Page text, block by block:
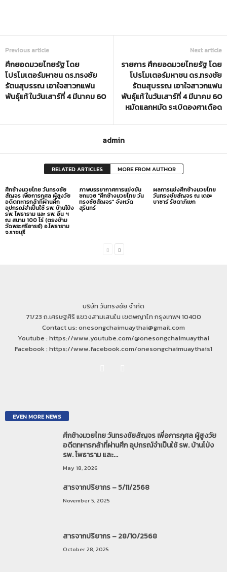
Previous article
ศึกยอดมวยไทยรัฐ โดย
โปรโมเตอร์มหาชน ดร.ทรงชัย
รัตนสุบรรณ เอาใจสาวกแฟน
พันธ์ุแท้ ในวันเสาร์ที่ 4 มีนาคม 60
Next article
รายการ ศึกยอดมวยไทยรัฐ โดย
โปรโมเตอร์มหาชน ดร.ทรงชัย
รัตนสุบรรณ เอาใจสาวกแฟน
พันธ์ุแท้ ในวันเสาร์ที่ 4 มีนาคม 60
หมัดแลกหมัด ระเบิดองศาเดือด
admin
RELATED ARTICLES MORE FROM AUTHOR
ศึกช้างมวยไทย วันทรงชัย
สัญจร เพื่อการกุศล ผู้สูงวัย
อดีตทหารกล้าที่ผ่านศึก
อุปกรณ์จำเป็นใช้ รพ. บ้านโป่ง
รพ. โพธาราม และ รพ. อื่น ฯ
ณ สนาม 100 ไร่ (ตรงข้าม
วัดพระศรีอารย์) อ.โพธาราม
จ.ราชบุรี
ภาพบรรยากาศการแข่งขัน
ชกมวย “ศึกช้างมวยไทย วัน
ทรงชัยสัญจร” จังหวัด
สุรินทร์
ผลการแข่งศึกช้างมวยไทย
วันทรงชัยสัญจร ณ เดอะ
บาซาร์ รัชดาภิเษก
บริษัท วันทรงชัย จำกัด
71/23 ถ.เศรษฐศิริ แขวงสามเสนใน เขตพญาไท กรุงเทพฯ 10400
Contact us: onesongchaimuaythai@gmail.com
Youtube : https://www.youtube.com/@onesongchaimuaythai
Facebook : https://www.facebook.com/onesongchaimuaythais1
EVEN MORE NEWS
ศึกช้างมวยไทย วันทรงชัยสัญจร เพื่อการกุศล ผู้สูงวัย
อดีตทหารกล้าที่ผ่านศึก อุปกรณ์จำเป็นใช้ รพ. บ้านโป่ง
รพ. โพธาราม และ...
May 18, 2026
สารจากปริยากร – 5/11/2568
November 5, 2025
สารจากปริยากร – 28/10/2568
October 28, 2025